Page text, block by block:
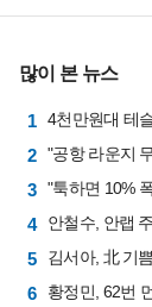
많이 본 뉴스
1
2
3
4
5
6